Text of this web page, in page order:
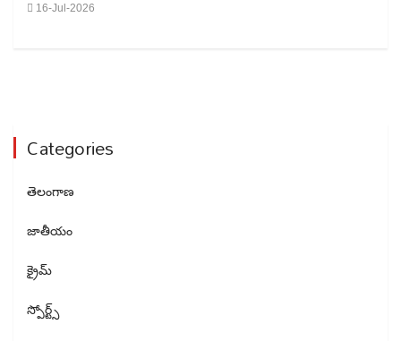
16-Jul-2026
Categories
తెలంగాణ
జాతీయం
క్రైమ్
స్పోర్ట్స్